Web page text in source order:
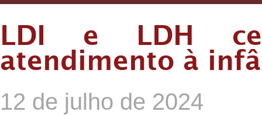
LDI e LDH
atendimento à
12 de julho de 2024